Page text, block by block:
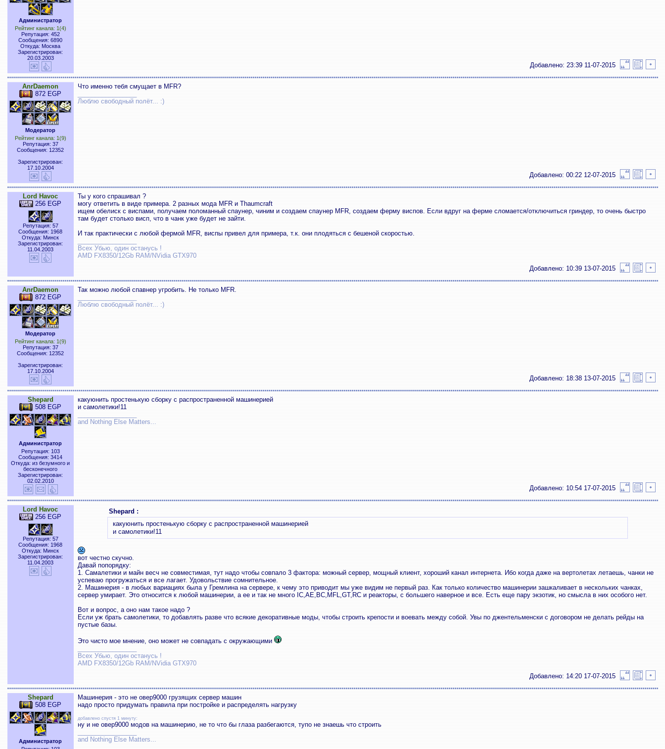
Администратор
Рейтинг канала: 1(4)
Репутация: 452
Сообщения: 6890
Откуда: Москва
Зарегистрирован:
20.03.2003
Добавлено: 23:39 11-07-2015
AnrDaemon
872 EGP
Модератор
Рейтинг канала: 1(9)
Репутация: 37
Сообщения: 12352
Зарегистрирован:
17.10.2004
Что именно тебя смущает в MFR?
Люблю свободный полёт... :)
Добавлено: 00:22 12-07-2015
Lord Havoc
256 EGP
Репутация: 57
Сообщения: 1968
Откуда: Минск
Зарегистрирован:
11.04.2003
Ты у кого спрашивал ?
могу ответить в виде примера. 2 разных мода MFR и Thaumcraft
ищем обелиск с виспами, получаем поломанный спаунер, чиним и создаем спаунер MFR, создаем ферму виспов. Если вдруг на ферме сломается/отключиться гриндер, то очень быстро
там будет столько висп, что в чанк уже будет не зайти.
И так практически с любой фермой MFR, виспы привел для примера, т.к. они плодяться с бешеной скоростью.
Всех Убью, один останусь !
AMD FX8350/12Gb RAM/NVidia GTX970
Добавлено: 10:39 13-07-2015
AnrDaemon
872 EGP
Модератор
Рейтинг канала: 1(9)
Репутация: 37
Сообщения: 12352
Зарегистрирован:
17.10.2004
Так можно любой спавнер угробить. Не только MFR.
Люблю свободный полёт... :)
Добавлено: 18:38 13-07-2015
Shepard
508 EGP
Администратор
Репутация: 103
Сообщения: 3414
Откуда: из безумного и
бесконечного
Зарегистрирован:
02.02.2010
какуюнить простенькую сборку с распространенной машинерией
и самолетики!11
and Nothing Else Matters...
Добавлено: 10:54 17-07-2015
Lord Havoc
256 EGP
Репутация: 57
Сообщения: 1968
Откуда: Минск
Зарегистрирован:
11.04.2003
Shepard :
какуюнить простенькую сборку с распространенной машинерией
и самолетики!11
вот честно скучно.
Давай попорядку:
1. Самалетики и майн весч не совместимая, тут надо чтобы совпало 3 фактора: можный сервер, мощный клиент, хороший канал интернета. Ибо когда даже на вертолетах летаешь, чанки не
успеваю прогружаться и все лагает. Удовольствие сомнительное.
2. Машинерия - в любых вариациях была у Гремлина на сервере, к чему это приводит мы уже видим не первый раз. Как только количество машинерии зашкаливает в нескольких чанках,
сервер умирает. Это относится к любой машинерии, а ее и так не много IC,AE,BC,MFL,GT,RC и реакторы, с большего наверное и все. Есть еще пару экзотик, но смысла в них особого нет.
Вот и вопрос, а оно нам такое надо ?
Если уж брать самолетики, то добавлять разве что всякие декоративные моды, чтобы строить крепости и воевать между собой. Увы по джентельменски с договором не делать рейды на
пустые базы.
Это чисто мое мнение, оно может не совпадать с окружающими
Всех Убью, один останусь !
AMD FX8350/12Gb RAM/NVidia GTX970
Добавлено: 14:20 17-07-2015
Shepard
508 EGP
Администратор
Машинерия - это не овер9000 грузящих сервер машин
надо просто придумать правила при постройке и распределять нагрузку
добавлено спустя 1 минуту:
ну и не овер9000 модов на машинерию, не то что бы глаза разбегаются, тупо не знаешь что строить
and Nothing Else Matters...